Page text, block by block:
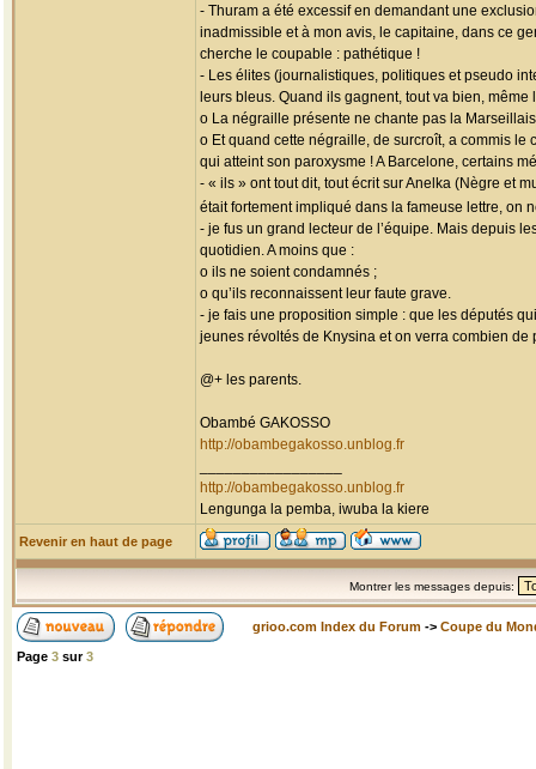
- Thuram a été excessif en demandant une
inadmissible et à mon avis, le capitaine, dans ce
cherche le coupable : pathétique !
- Les élites (journalistiques, politiques et pseudo
leurs bleus. Quand ils gagnent, tout va bien,
o La négraille présente ne chante pas la
o Et quand cette négraille, de surcroît, a commis le
qui atteint son paroxysme ! A Barcelone, certains
- « ils » ont tout dit, tout écrit sur Anelka (Nègre et
était fortement impliqué dans la fameuse lettre,
- je fus un grand lecteur de l’équipe. Mais depuis
quotidien. A moins que :
o ils ne soient condamnés ;
o qu’ils reconnaissent leur faute grave.
- je fais une proposition simple : que les députés
jeunes révoltés de Knysina et on verra combien
@+ les parents.
Obambé GAKOSSO
http://obambegakosso.unblog.fr
http://obambegakosso.unblog.fr
Lengunga la pemba, iwuba la kiere
Revenir en haut de page
Montrer les messages depuis:
grioo.com Index du Forum -> Coupe du
Page 3 sur3